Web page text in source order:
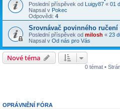
Poslední příspěvek od Luigy87 « 01
Napsal v Pokec
Odpovědi: 4
Srovnávač povinného ručení
Poslední příspěvek od milosh « 23
Napsal v Od nás pro Vás
Nové téma
0 témat •
OPRÁVNĚNÍ FÓRA